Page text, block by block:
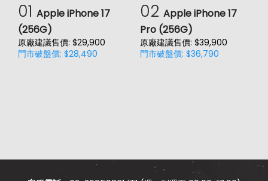
01 Apple iPhone 17
(256G)
原廠建議售價: $29,900
門市破盤價: $28,490
02 Apple iPhone 17
Pro (256G)
原廠建議售價: $39,900
門市破盤價: $36,790